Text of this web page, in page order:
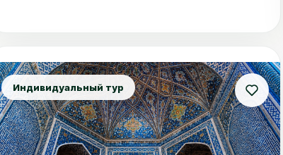
Индивидуальный тур